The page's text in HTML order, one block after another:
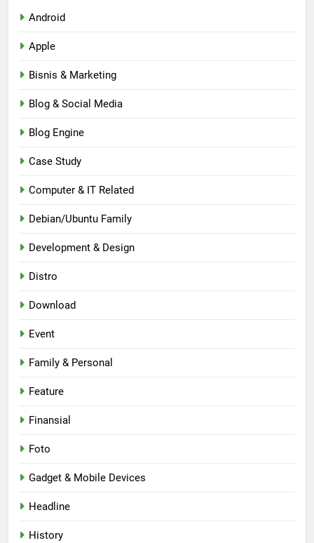
Android
Apple
Bisnis & Marketing
Blog & Social Media
Blog Engine
Case Study
Computer & IT Related
Debian/Ubuntu Family
Development & Design
Distro
Download
Event
Family & Personal
Feature
Finansial
Foto
Gadget & Mobile Devices
Headline
History